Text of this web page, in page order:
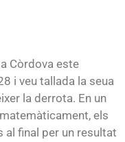
Còrdova este
i veu tallada la seua
la derrota. En un
els
al final per un resultat